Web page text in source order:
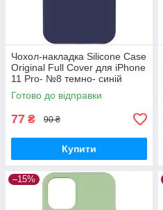
Чохол-накладка Silicone Case
Original Full Cover для iPhone
11 Pro- №8 темно- синій
Готово до відправки
77 ₴ 90 ₴
Купити
–15%